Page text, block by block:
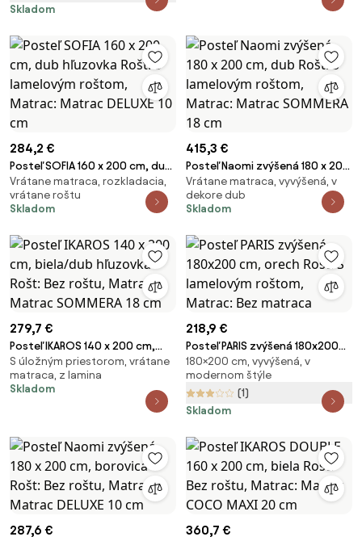
Skladom
284,2 €
Posteľ SOFIA 160 x 200 cm, dub
hľuzovka Rošt: S lamelovým
roštom, Matrac: Matrac DELUXE
10 cm
Vrátane matraca, rozkladacia,
vrátane roštu
Skladom
415,3 €
Posteľ Naomi zvýšená 180 x 200
cm, dub Rošt: S lamelovým
roštom, Matrac: Matrac
SOMMERA 18 cm
Vrátane matraca, vyvýšená, v
dekore dub
Skladom
279,7 €
Posteľ IKAROS 140 x 200 cm,
biela/dub hľuzovka Rošt: Bez
roštu, Matrac: Matrac
SOMMERA 18 cm
S úložným priestorom, vrátane
matraca, z lamina
Skladom
218,9 €
Posteľ PARIS zvýšená 180x200
cm, orech Rošt: S lamelovým
roštom, Matrac: Bez matraca
180×200 cm, vyvýšená, v
modernom štýle
(1)
Skladom
287,6 € 360,7 €